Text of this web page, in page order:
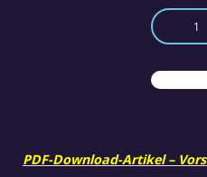
Ikigai
Teil
Menge
PDF-Download-Artikel –